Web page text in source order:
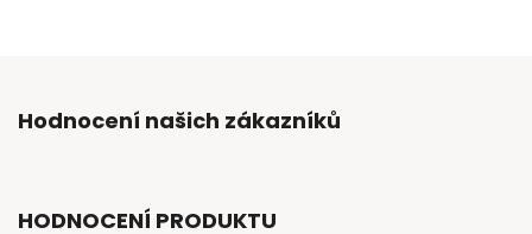
Hodnocení našich zákazníků
HODNOCENÍ PRODUKTU